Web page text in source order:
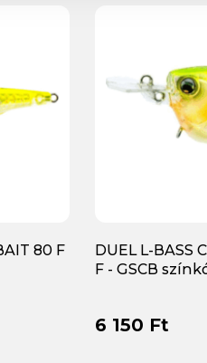
80 F
DUEL L-BASS
F - GSCB
6 150 Ft